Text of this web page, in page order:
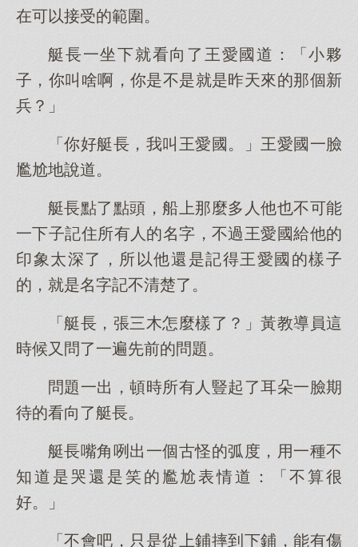
在可以接受的範圍。
艇長一坐下就看向了王愛國道：「小夥
子，你叫啥啊，你是不是就是昨天來的那個新
兵？」
「你好艇長，我叫王愛國。」王愛國一臉
尷尬地說道。
艇長點了點頭，船上那麼多人他也不可能
一下子記住所有人的名字，不過王愛國給他的
印象太深了，所以他還是記得王愛國的樣子
的，就是名字記不清楚了。
「艇長，張三木怎麼樣了？」黃教導員這
時候又問了一遍先前的問題。
問題一出，頓時所有人豎起了耳朵一臉期
待的看向了艇長。
艇長嘴角咧出一個古怪的弧度，用一種不
知道是哭還是笑的尷尬表情道：「不算很
好。」
「不會吧，只是從上鋪摔到下鋪，能有傷